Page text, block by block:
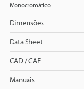
Monocromático
Dimensões
Data Sheet
CAD / CAE
Manuais